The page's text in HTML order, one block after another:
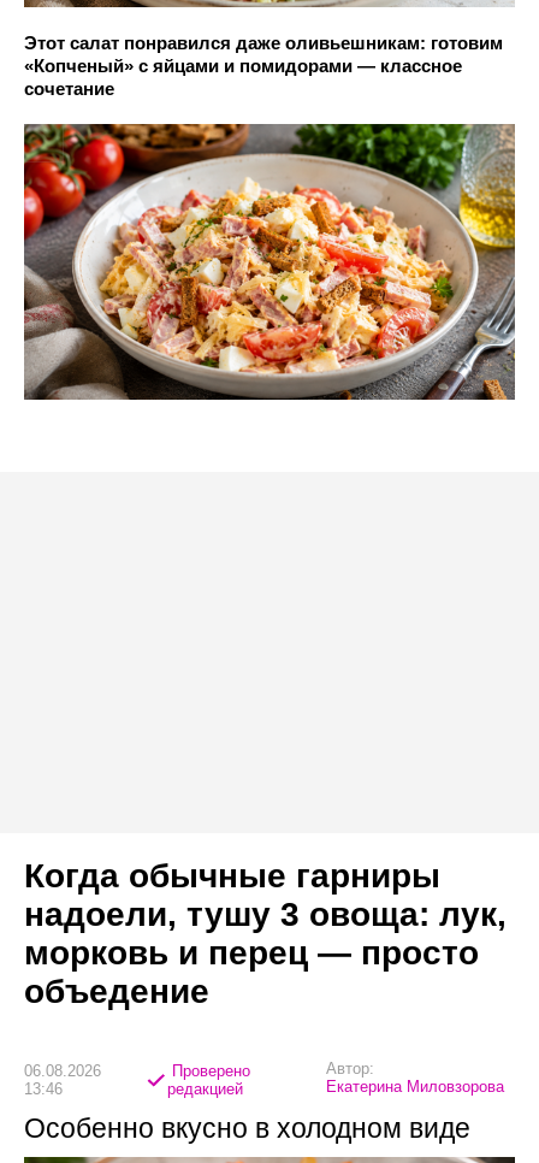
Этот салат понравился даже оливьешникам: готовим
«Копченый» с яйцами и помидорами — классное
сочетание
Когда обычные гарниры
надоели, тушу 3 овоща: лук,
морковь и перец — просто
объедение
06.08.2026
13:46
Проверено
редакцией
Автор:
Екатерина Миловзорова
Особенно вкусно в холодном виде